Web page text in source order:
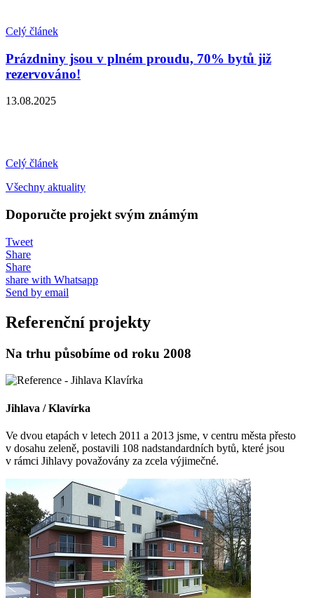
Celý článek
Prázdniny jsou v plném proudu, 70% bytů již
rezervováno!
13.08.2025
Celý článek
Všechny aktuality
Doporučte projekt svým známým
Tweet
Share
Share
share with Whatsapp
Send by email
Referenční projekty
Na trhu působíme od roku 2008
Jihlava / Klavírka
Ve dvou etapách v letech 2011 a 2013 jsme, v centru města přesto
v dosahu zeleně, postavili 108 nadstandardních bytů, které jsou
v rámci Jihlavy považovány za zcela výjimečné.